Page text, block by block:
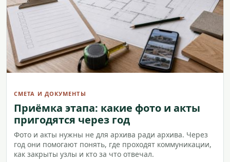
СМЕТА И ДОКУМЕНТЫ
Приёмка этапа: какие фото и акты
пригодятся через год
Фото и акты нужны не для архива ради архива. Через
год они помогают понять, где проходят коммуникации,
как закрыты узлы и кто за что отвечал.